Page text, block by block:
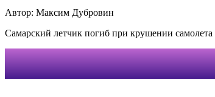
Автор: Максим Дубровин
Самарский летчик погиб при крушении